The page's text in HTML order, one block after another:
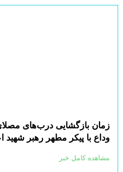
زمان بازگشایی درب‌های
وداع با پیکر مطهر رهبر شهید
مشاهده کامل خبر